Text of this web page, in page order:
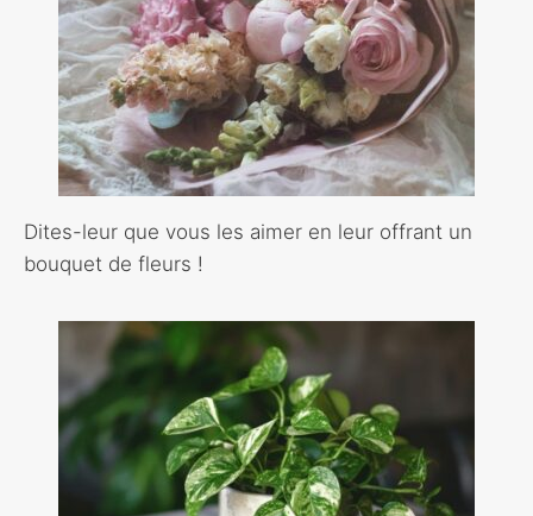
Dites-leur que vous les aimer en leur offrant un
bouquet de fleurs !